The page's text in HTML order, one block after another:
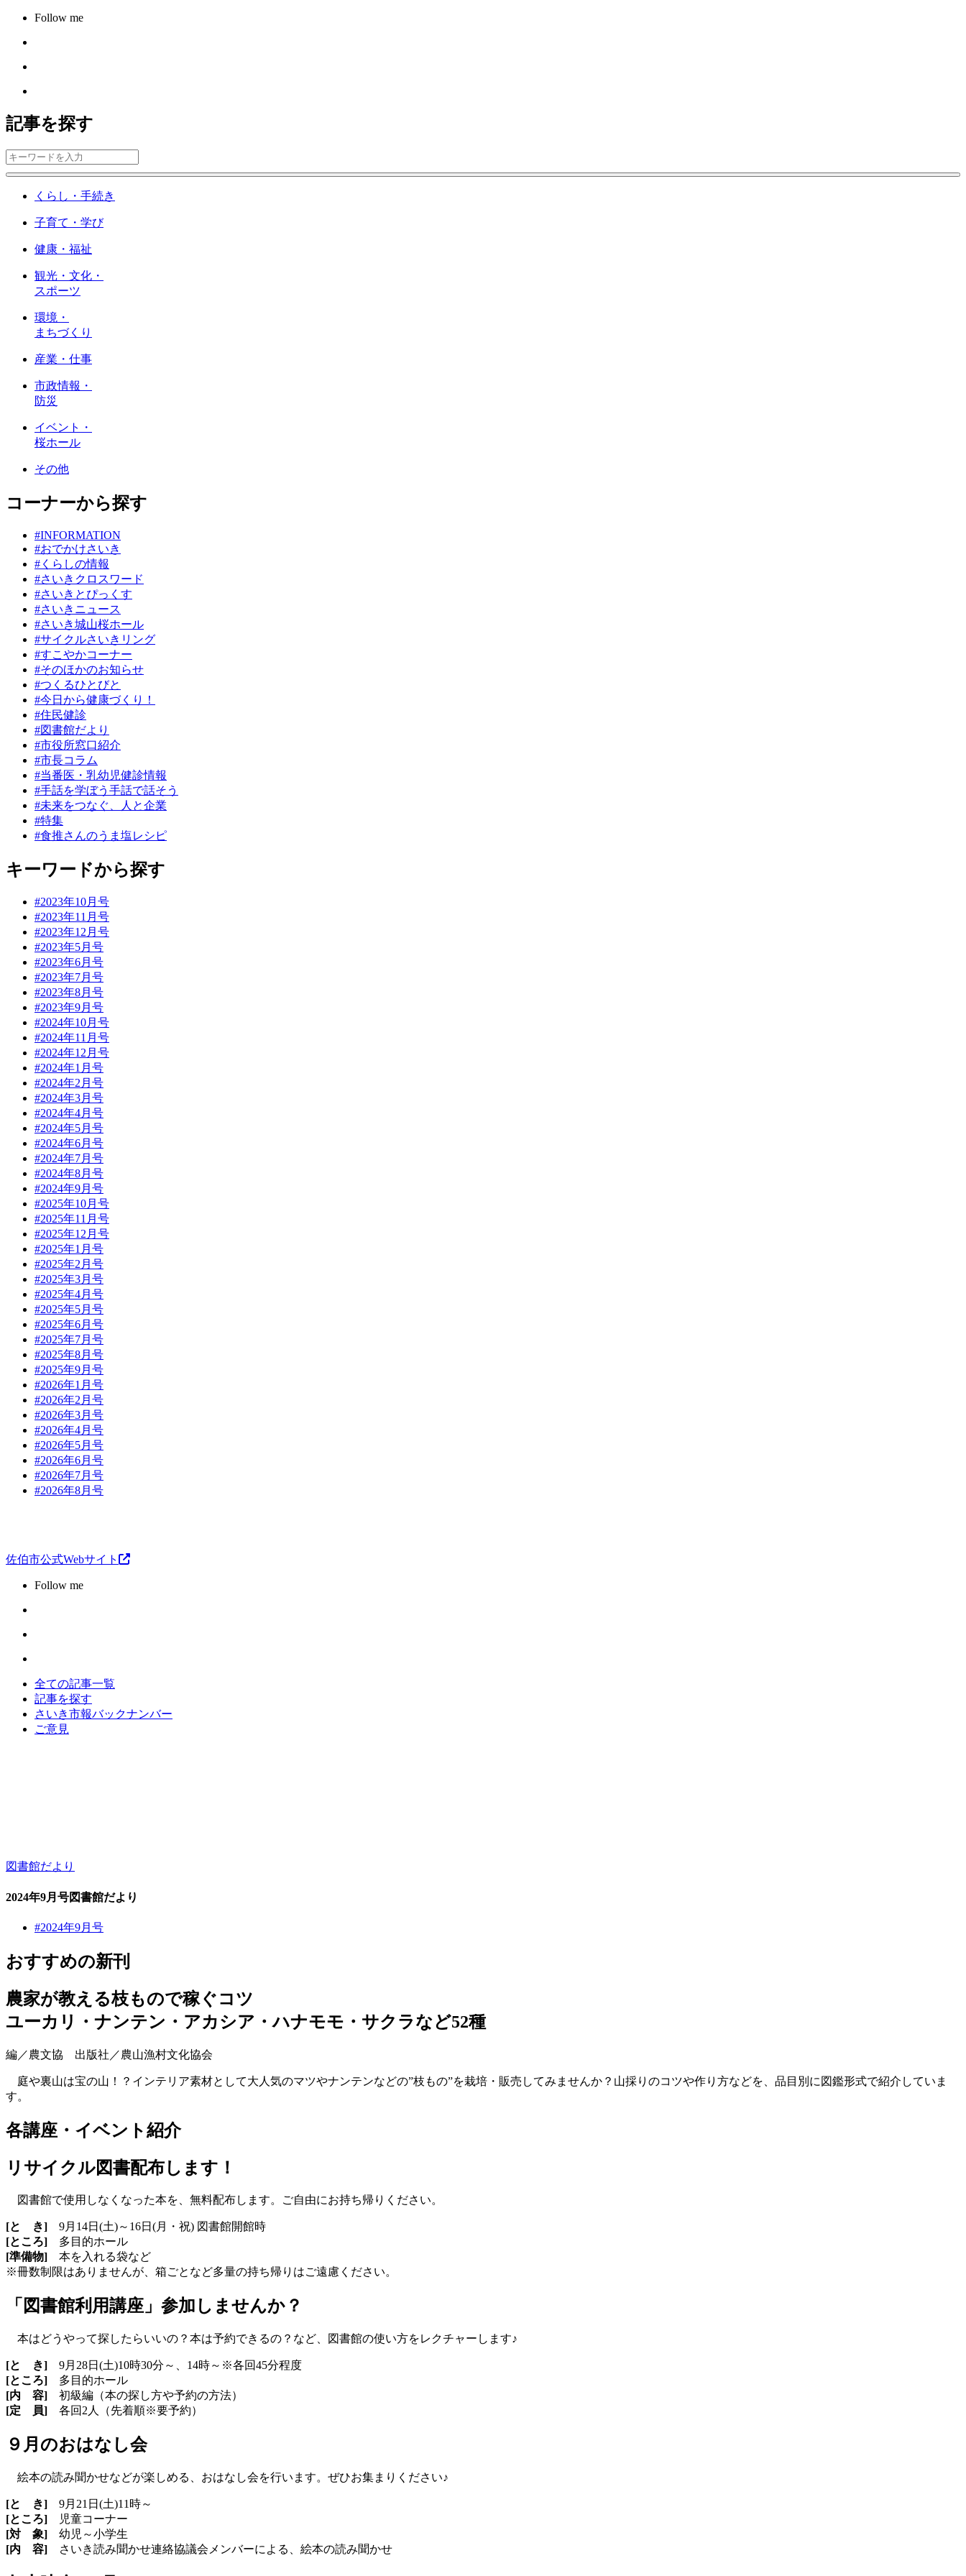
Follow me
記事を探す
くらし・手続き
子育て・学び
健康・福祉
観光・文化・
スポーツ
環境・
まちづくり
産業・仕事
市政情報・
防災
イベント・
桜ホール
その他
コーナーから探す
#INFORMATION
#おでかけさいき
#くらしの情報
#さいきクロスワード
#さいきとぴっくす
#さいきニュース
#さいき城山桜ホール
#サイクルさいきリング
#すこやかコーナー
#そのほかのお知らせ
#つくるひとびと
#今日から健康づくり！
#住民健診
#図書館だより
#市役所窓口紹介
#市長コラム
#当番医・乳幼児健診情報
#手話を学ぼう手話で話そう
#未来をつなぐ、人と企業
#特集
#食推さんのうま塩レシピ
キーワードから探す
#2023年10月号
#2023年11月号
#2023年12月号
#2023年5月号
#2023年6月号
#2023年7月号
#2023年8月号
#2023年9月号
#2024年10月号
#2024年11月号
#2024年12月号
#2024年1月号
#2024年2月号
#2024年3月号
#2024年4月号
#2024年5月号
#2024年6月号
#2024年7月号
#2024年8月号
#2024年9月号
#2025年10月号
#2025年11月号
#2025年12月号
#2025年1月号
#2025年2月号
#2025年3月号
#2025年4月号
#2025年5月号
#2025年6月号
#2025年7月号
#2025年8月号
#2025年9月号
#2026年1月号
#2026年2月号
#2026年3月号
#2026年4月号
#2026年5月号
#2026年6月号
#2026年7月号
#2026年8月号
佐伯市公式Webサイト
Follow me
全ての記事一覧
記事を探す
さいき市報バックナンバー
ご意見
図書館だより
2024年9月号図書館だより
#2024年9月号
おすすめの新刊
農家が教える枝もので稼ぐコツ
ユーカリ・ナンテン・アカシア・ハナモモ・サクラなど52種
編／農文協 出版社／農山漁村文化協会
庭や裏山は宝の山！？インテリア素材として大人気のマツやナンテンなどの”枝もの”を栽培・販売してみませんか？山採りのコツや作り方などを、品目別に図鑑形式で紹介していま
す。
各講座・イベント紹介
リサイクル図書配布します！
図書館で使用しなくなった本を、無料配布します。ご自由にお持ち帰りください。
[と き] 9月14日(土)～16日(月・祝) 図書館開館時
[ところ] 多目的ホール
[準備物] 本を入れる袋など
※冊数制限はありませんが、箱ごとなど多量の持ち帰りはご遠慮ください。
「図書館利用講座」参加しませんか？
本はどうやって探したらいいの？本は予約できるの？など、図書館の使い方をレクチャーします♪
[と き] 9月28日(土)10時30分～、14時～※各回45分程度
[ところ] 多目的ホール
[内 容] 初級編（本の探し方や予約の方法）
[定 員] 各回2人（先着順※要予約）
９月のおはなし会
絵本の読み聞かせなどが楽しめる、おはなし会を行います。ぜひお集まりください♪
[と き] 9月21日(土)11時～
[ところ]
児童コーナー
[対 象] 幼児～小学生
[内 容]
さいき読み聞かせ連絡協議会メンバーによる、絵本の読み聞かせ